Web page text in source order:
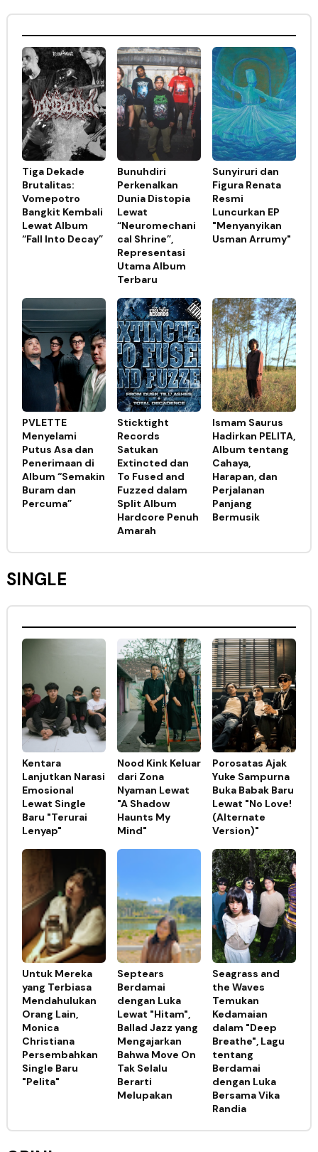
Tiga Dekade
Brutalitas:
Vomepotro
Bangkit Kembali
Lewat Album
“Fall Into Decay”
Bunuhdiri
Perkenalkan
Dunia Distopia
Lewat
“Neuromechani
cal Shrine”,
Representasi
Utama Album
Terbaru
Sunyiruri dan
Figura Renata
Resmi
Luncurkan EP
"Menyanyikan
Usman Arrumy"
PVLETTE
Menyelami
Putus Asa dan
Penerimaan di
Album “Semakin
Buram dan
Percuma”
Sticktight
Records
Satukan
Extincted dan
To Fused and
Fuzzed dalam
Split Album
Hardcore Penuh
Amarah
Ismam Saurus
Hadirkan PELITA,
Album tentang
Cahaya,
Harapan, dan
Perjalanan
Panjang
Bermusik
SINGLE
Kentara
Lanjutkan Narasi
Emosional
Lewat Single
Baru "Terurai
Lenyap"
Nood Kink Keluar
dari Zona
Nyaman Lewat
"A Shadow
Haunts My
Mind"
Porosatas Ajak
Yuke Sampurna
Buka Babak Baru
Lewat "No Love!
(Alternate
Version)"
Untuk Mereka
yang Terbiasa
Mendahulukan
Orang Lain,
Monica
Christiana
Persembahkan
Single Baru
"Pelita"
Septears
Berdamai
dengan Luka
Lewat "Hitam",
Ballad Jazz yang
Mengajarkan
Bahwa Move On
Tak Selalu
Berarti
Melupakan
Seagrass and
the Waves
Temukan
Kedamaian
dalam "Deep
Breathe", Lagu
tentang
Berdamai
dengan Luka
Bersama Vika
Randia